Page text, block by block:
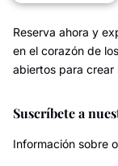
Reserva ahora y
en el corazón de
abiertos para crear
Suscríbete a
Información sobre